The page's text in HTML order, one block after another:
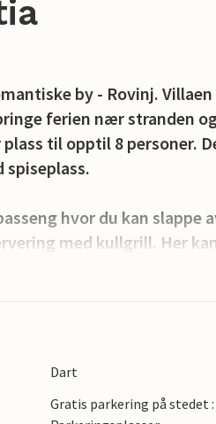
by - Rovinj.
ferien nær stranden
til opptil 8 personer.
hvor du kan slappe
med kullgrill. Her
vin.
parkering for 3 biler og
byen i Istria -
natur, en rik kulturarv
Dart
Gratis parkering på stedet :